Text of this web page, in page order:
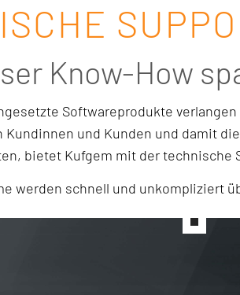
Know-How
Softwareprodukte
und Kunden und damit
bietet Kufgem mit der technische
werden schnell und unkompliziert